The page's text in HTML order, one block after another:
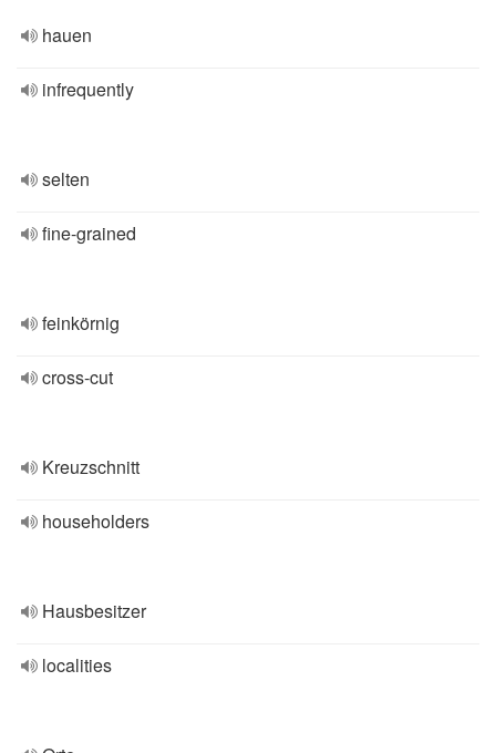
hauen
infrequently
selten
fine-grained
feinkörnig
cross-cut
Kreuzschnitt
householders
Hausbesitzer
localities